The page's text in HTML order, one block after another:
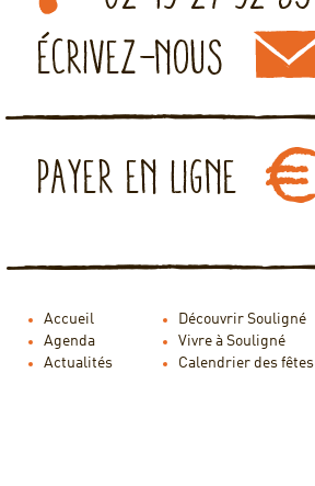
Accueil
Agenda
Actualités
Découvrir Souligné
Vivre à Souligné
Calendrier des fêtes